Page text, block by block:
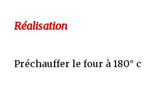
Réalisation
Préchauffer le four à 180° c